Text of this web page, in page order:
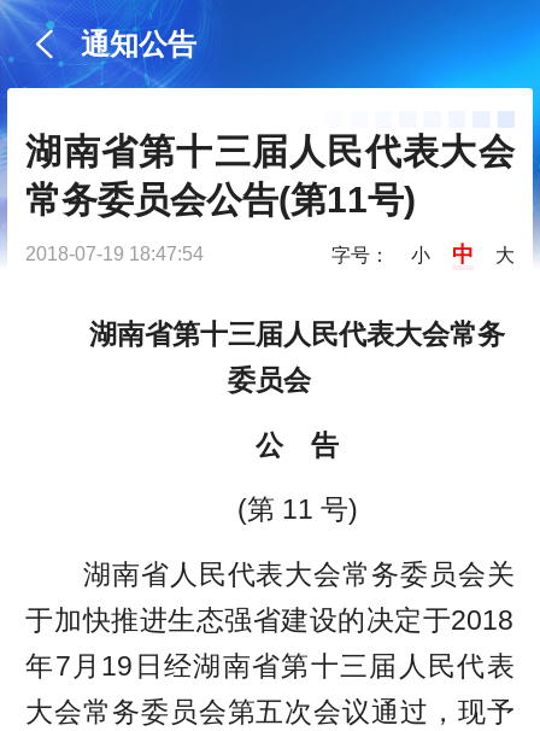
通知公告
湖南省第十三届人民代表大会
常务委员会公告(第11号)
2018-07-19 18:47:54 字号： 小 中 大
湖南省第十三届人民代表大会常务
委员会
公 告
(第 11 号)
湖南省人民代表大会常务委员会关
于加快推进生态强省建设的决定于2018
年7月19日经湖南省第十三届人民代表
大会常务委员会第五次会议通过，现予